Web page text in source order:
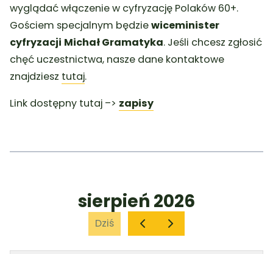
wyglądać włączenie w cyfryzację Polaków 60+.
Gościem specjalnym będziewiceminister
cyfryzacji Michał Gramatyka. Jeśli chcesz zgłosić
chęć uczestnictwa, nasze dane kontaktowe
znajdziesz tutaj.
Link dostępny tutaj –> zapisy
sierpień 2026
Dziś